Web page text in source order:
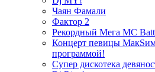
Чаян Фамали
Фактор 2
Рекордный Мега МС
Концерт певицы
программой!
Супер дискотека